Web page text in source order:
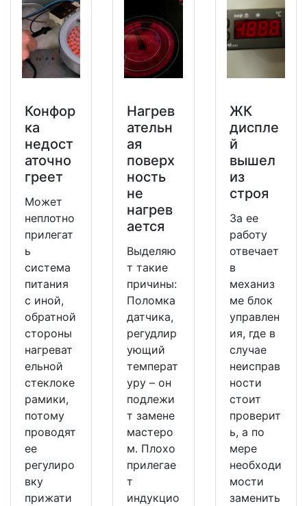
Конфор
ка
недост
аточно
греет
Может
неплотно
прилегат
ь
система
питания
с иной,
обратной
стороны
нагреват
ельной
стеклоке
рамики,
потому
проводят
ее
регулиро
вку
прижати
Нагрев
ательн
ая
поверх
ность
не
нагрев
ается
Выделяю
т такие
причины:
Поломка
датчика,
регудлир
ующий
температ
уру – он
подлежи
т замене
мастеро
м. Плохо
прилегае
т
индукцио
ЖК
диспле
й
вышел
из
строя
За ее
работу
отвечает
в
механиз
ме блок
управлен
ия, где в
случае
неисправ
ности
стоит
проверит
ь, а по
мере
необходи
мости
заменить